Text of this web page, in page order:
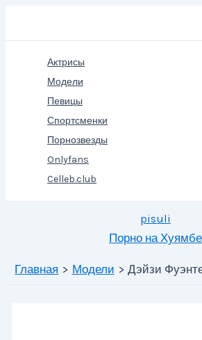
Актрисы
Модели
Певицы
Спортсменки
Порнозвезды
Onlyfans
Celleb.club
pisuli
Порно на Хуямбе
Главная Модели Дэйзи